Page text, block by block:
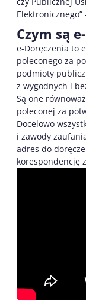
Czym są
e-Doręczenia to
poleconego za
podmioty
z wygodnych i
Są one
poleconej za
Docelowo
i zawody
adres do
korespondencję